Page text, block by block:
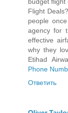
Flight
people
agency for
effective
why they
Etihad
Phone
Ответить